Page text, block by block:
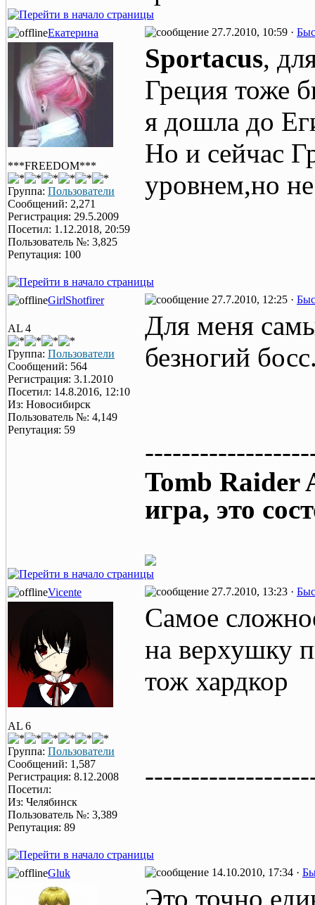
Екатерина 27.7.2010, 10:59 ·
***FREEDOM***
Группа: Пользователи
Сообщений: 2,271
Регистрация: 29.5.2009
Посетил: 1.12.2018, 20:59
Пользователь №: 3,825
Репутация: 100
Sportacus,
Греция тоже
я дошла до
Но и сейчас
уровнем,но
GirlShotfirer 27.7.2010, 12:25 ·
AL 4
Группа: Пользователи
Сообщений: 564
Регистрация: 3.1.2010
Посетил: 14.8.2016, 12:10
Из: Новосибирск
Пользователь №: 4,149
Репутация: 59
Для меня
безногий
Tomb Raider
игра, это
Vicente 27.7.2010, 13:23 ·
AL 6
Группа: Пользователи
Сообщений: 1,587
Регистрация: 8.12.2008
Посетил:
Из: Челябинск
Пользователь №: 3,389
Репутация: 89
Самое
на верхушку
тож хардкор
Gluk 14.10.2010, 17:34 ·
Это